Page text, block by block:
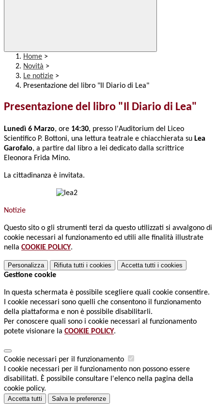
Home >
Novità >
Le notizie >
Presentazione del libro "Il Diario di Lea"
Presentazione del libro "Il Diario di Lea"
Lunedì 6 Marzo, ore 14:30, presso l'Auditorium del Liceo
Scientifico P. Bottoni, una lettura teatrale e chiacchierata su Lea
Garofalo, a partire dal libro a lei dedicato dalla scrittrice
Eleonora Frida Mino.
La cittadinanza è invitata.
Notizie
Questo sito o gli strumenti terzi da questo utilizzati si avvalgono di
cookie necessari al funzionamento ed utili alle finalità illustrate
nella COOKIE POLICY.
Personalizza Rifiuta tutti i cookies Accetta tutti i cookies
Gestione cookie
In questa schermata è possibile scegliere quali cookie consentire.
I cookie necessari sono quelli che consentono il funzionamento
della piattaforma e non è possibile disabilitarli.
Per conoscere quali sono i cookie necessari al funzionamento
potete visionare la COOKIE POLICY.
Cookie necessari per il funzionamento
I cookie necessari per il funzionamento non possono essere
disabilitati. È possibile consultare l'elenco nella pagina della
cookie policy.
Accetta tutti Salva le preferenze